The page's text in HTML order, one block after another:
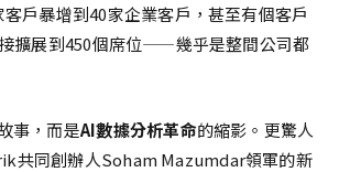
客戶暴增到40家企業客戶，甚至有個客戶
擴展到450個席位——幾乎是整間公司都
事，而是AI數據分析革命的縮影。更驚人
共同創辦人Soham Mazumdar領軍的新